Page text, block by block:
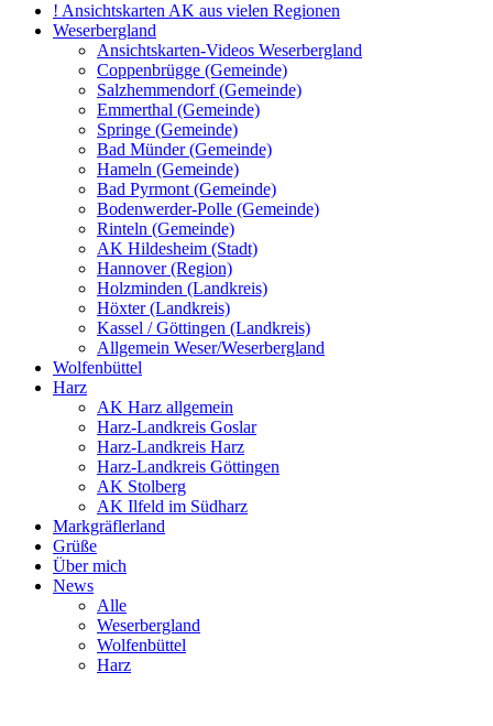
! Ansichtskarten AK aus vielen Regionen
Weserbergland
Ansichtskarten-Videos Weserbergland
Coppenbrügge (Gemeinde)
Salzhemmendorf (Gemeinde)
Emmerthal (Gemeinde)
Springe (Gemeinde)
Bad Münder (Gemeinde)
Hameln (Gemeinde)
Bad Pyrmont (Gemeinde)
Bodenwerder-Polle (Gemeinde)
Rinteln (Gemeinde)
AK Hildesheim (Stadt)
Hannover (Region)
Holzminden (Landkreis)
Höxter (Landkreis)
Kassel / Göttingen (Landkreis)
Allgemein Weser/Weserbergland
Wolfenbüttel
Harz
AK Harz allgemein
Harz-Landkreis Goslar
Harz-Landkreis Harz
Harz-Landkreis Göttingen
AK Stolberg
AK Ilfeld im Südharz
Markgräflerland
Grüße
Über mich
News
Alle
Weserbergland
Wolfenbüttel
Harz